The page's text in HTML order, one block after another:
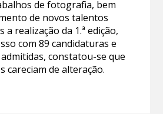
de fotografia, bem
de novos talentos
a realização da 1.ª edição,
com 89 candidaturas e
constatou-se que
careciam de alteração.